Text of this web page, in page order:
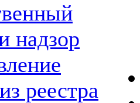
надзор
реестра